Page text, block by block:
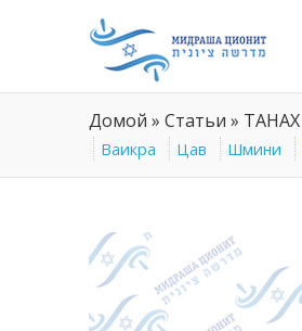
Домой » Статьи » ТАНАХ
Ваикра Цав Шмини